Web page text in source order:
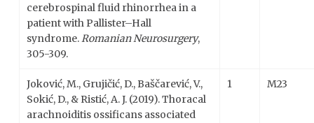
cerebrospinal fluid rhinorrhea in a
patient with Pallister–Hall
syndrome.Romanian Neurosurgery,
305-309.
Joković, M., Grujičić, D., Baščarević, V.,
Sokić, D., & Ristić, A. J. (2019). Thoracal
arachnoiditis ossificans associated
1 M23